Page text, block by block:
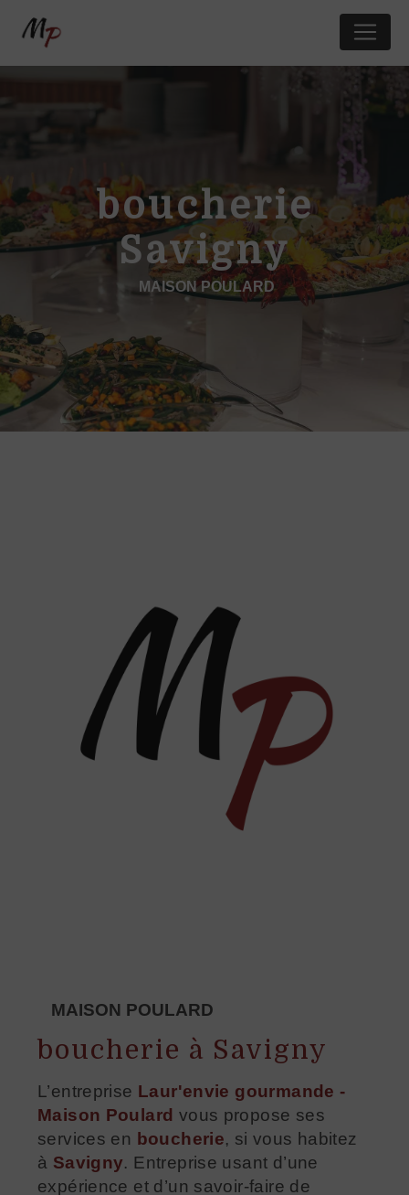
boucherie
Savigny
MAISON POULARD
MAISON POULARD
boucherie à Savigny
L’entreprise Laur'envie gourmande -
Maison Poulard vous propose ses
services en boucherie, si vous habitez
à Savigny. Entreprise usant d’une
expérience et d’un savoir-faire de